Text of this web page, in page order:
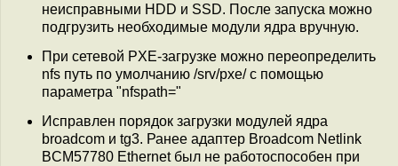
неисправными HDD и SSD. После запуска можно
подгрузить необходимые модули ядра вручную.
При сетевой PXE-загрузке можно переопределить
nfs путь по умолчанию /srv/pxe/ с помощью
параметра "nfspath="
Исправлен порядок загрузки модулей ядра
broadcom и tg3. Ранее адаптер Broadcom Netlink
BCM57780 Ethernet был не работоспособен при